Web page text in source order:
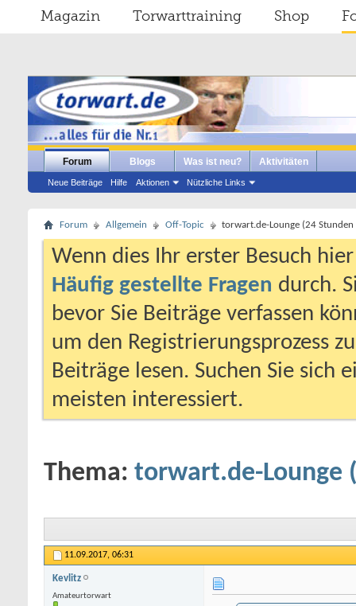
Magazin Torwarttraining Shop
Forum
Neue Beiträge Hilfe Aktionen Nützliche Links
Blogs Was ist neu? Aktivitäten
Forum Allgemein Off-Topic torwart.de-Lounge (24
Wenn dies Ihr erster Besuch
Häufig gestellte Fragen durch.
bevor Sie Beiträge verfassen
um den Registrierungsprozess
Beiträge lesen. Suchen Sie sich
meisten interessiert.
Thema: torwart.de-Lounge
11.09.2017, 06:31
Kevlitz
Amateurtorwart